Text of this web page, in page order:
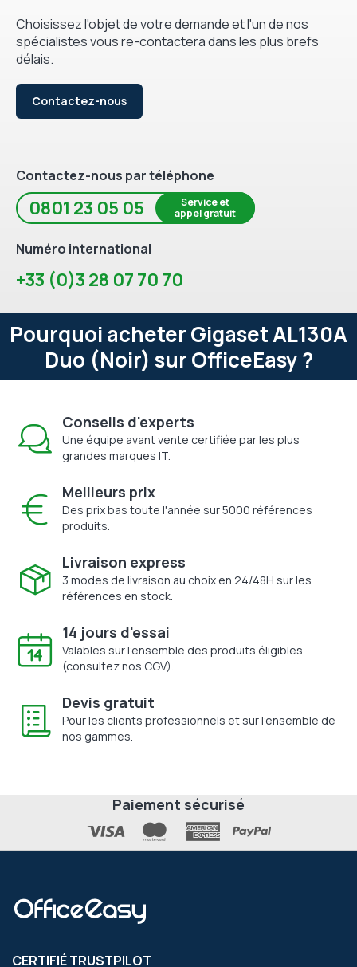
Choisissez l'objet de votre demande et l'un de nos
spécialistes vous re-contactera dans les plus brefs
délais.
Contactez-nous
Contactez-nous par téléphone
0801 23 05 05
Service et
appel gratuit
Numéro international
+33 (0)3 28 07 70 70
Pourquoi acheter Gigaset AL130A
Duo (Noir) sur OfficeEasy ?
Conseils d'experts
Une équipe avant vente certifiée par les plus
grandes marques IT.
Meilleurs prix
Des prix bas toute l'année sur 5000 références
produits.
Livraison express
3 modes de livraison au choix en 24/48H sur les
références en stock.
14 jours d'essai
Valables sur l'ensemble des produits éligibles
(consultez nos CGV).
Devis gratuit
Pour les clients professionnels et sur l'ensemble de
nos gammes.
Paiement sécurisé
CERTIFIÉ TRUSTPILOT